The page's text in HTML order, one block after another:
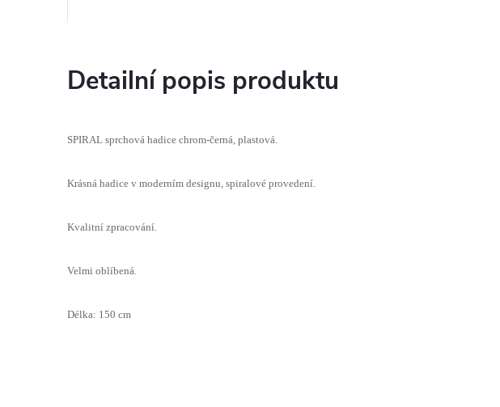
Detailní popis produktu
SPIRAL sprchová hadice chrom-černá, plastová.
Krásná hadice v moderním designu, spiralové provedení.
Kvalitní zpracování.
Velmi oblíbená.
Délka: 150 cm